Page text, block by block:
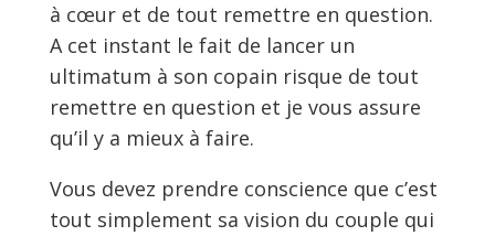
à cœur et de tout remettre en question.
A cet instant le fait de lancer un
ultimatum à son copain risque de tout
remettre en question et je vous assure
qu’il y a mieux à faire.
Vous devez prendre conscience que c’est
tout simplement sa vision du couple qui